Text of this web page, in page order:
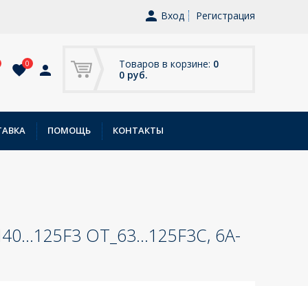
Вход Регистрация
Товаров в корзине: 0
0 руб.
0
ПОМОЩЬ КОНТАКТЫ
OT_63...125F3C, 6A-